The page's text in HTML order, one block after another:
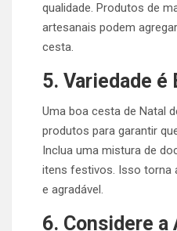
qualidade. Produtos de
artesanais podem
cesta.
5. Variedade é
Uma boa cesta de Natal
produtos para garantir
Inclua uma mistura de
itens festivos. Isso torna
e agradável.
6. Considere